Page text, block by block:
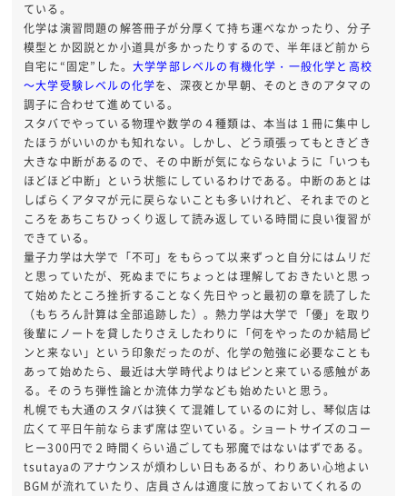
ている。
化学は演習問題の解答冊子が分厚くて持ち運べなかったり、分子
模型とか図説とか小道具が多かったりするので、半年ほど前から
自宅に“固定”した。大学学部レベルの有機化学・一般化学と高校
～大学受験レベルの化学を、深夜とか早朝、そのときのアタマの
調子に合わせて進めている。
スタバでやっている物理や数学の４種類は、本当は１冊に集中し
たほうがいいのかも知れない。しかし、どう頑張ってもときどき
大きな中断があるので、その中断が気にならないように「いつも
ほどほど中断」という状態にしているわけである。中断のあとは
しばらくアタマが元に戻らないことも多いけれど、それまでのと
ころをあちこちひっくり返して読み返している時間に良い復習が
できている。
量子力学は大学で「不可」をもらって以来ずっと自分にはムリだ
と思っていたが、死ぬまでにちょっとは理解しておきたいと思っ
て始めたところ挫折することなく先日やっと最初の章を読了した
（もちろん計算は全部追跡した）。熱力学は大学で「優」を取り
後輩にノートを貸したりさえしたわりに「何をやったのか結局ピ
ンと来ない」という印象だったのが、化学の勉強に必要なことも
あって始めたら、最近は大学時代よりはピンと来ている感触があ
る。そのうち弾性論とか流体力学なども始めたいと思う。
札幌でも大通のスタバは狭くて混雑しているのに対し、琴似店は
広くて平日午前ならまず席は空いている。ショートサイズのコー
ヒー300円で２時間くらい過ごしても邪魔ではないはずである。
tsutayaのアナウンスが煩わしい日もあるが、わりあい心地よい
BGMが流れていたり、店員さんは適度に放っておいてくれるの